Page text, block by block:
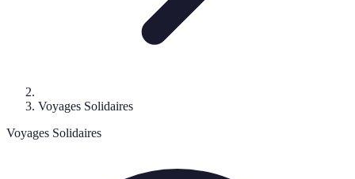
Voyages Solidaires
Voyages Solidaires